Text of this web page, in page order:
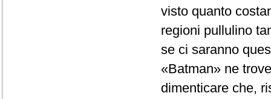
visto quanto
regioni pullulino
se ci saranno
«Batman» ne
dimenticare che,